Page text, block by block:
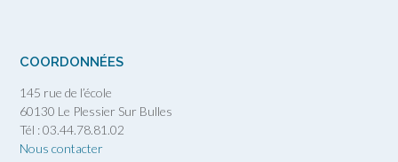
COORDONNÉES
145 rue de l’école
60130 Le Plessier Sur Bulles
Tél : 03.44.78.81.02
Nous contacter